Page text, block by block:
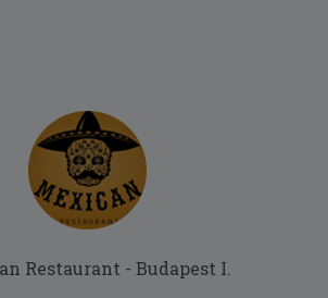
Restaurant - Budapest I.